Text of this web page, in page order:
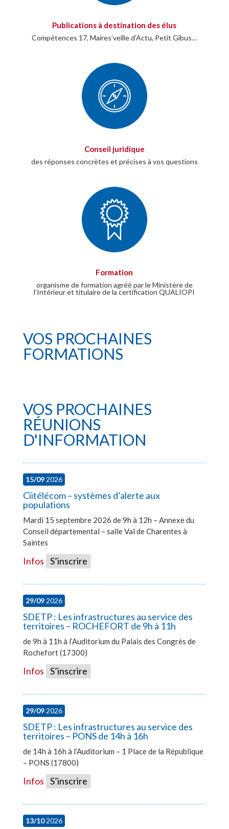
Publications à destination des élus
Compétences 17, Maires’veille d’Actu, Petit Gibus…
Conseil juridique
des réponses concrètes et précises à vos questions
Formation
organisme de formation agréé par le Ministère de
l’Intérieur et titulaire de la certification QUALIOPI
VOS PROCHAINES
FORMATIONS
VOS PROCHAINES
RÉUNIONS
D'INFORMATION
15/092026
Ciitélécom – systèmes d’alerte aux
populations
Mardi 15 septembre 2026 de 9h à 12h – Annexe du
Conseil départemental – salle Val de Charentes à
Saintes
Infos S’inscrire
29/092026
SDETP : Les infrastructures au service des
territoires – ROCHEFORT de 9h à 11h
de 9h à 11h à l’Auditorium du Palais des Congrès de
Rochefort (17300)
Infos S’inscrire
29/092026
SDETP : Les infrastructures au service des
territoires – PONS de 14h à 16h
de 14h à 16h à l’Auditorium – 1 Place de la République
– PONS (17800)
Infos S’inscrire
13/102026